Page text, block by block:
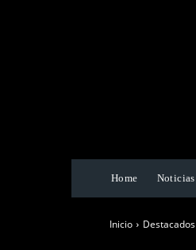
Home Noticias
Inicio Destacados